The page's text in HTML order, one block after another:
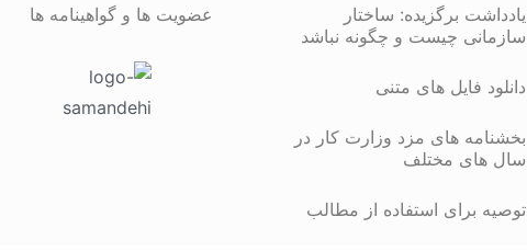
یادداشت برگزیده: ساختار
سازمانی چیست و چگونه نباشد
دانلود فایل های متنی
بخشنامه های مزد وزارت کار در
سال های مختلف
توصیه برای استفاده از مطالب
عضویت ها و گواهینامه ها